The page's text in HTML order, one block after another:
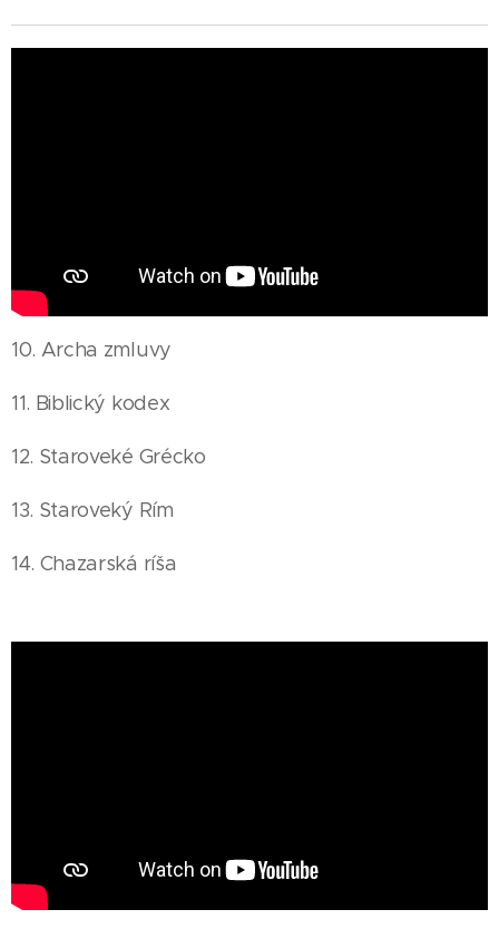
10. Archa zmluvy
11. Biblický kodex
12. Staroveké Grécko
13. Staroveký Rím
14. Chazarská ríša